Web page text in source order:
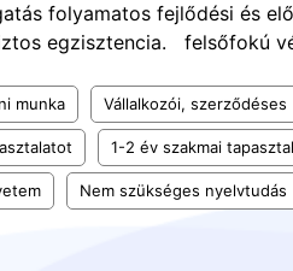
folyamatos fejlődési és
egzisztencia. felsőfokú
munka Vállalkozói, szerződéses
1-2 év szakmai
Nem szükséges nyelvtudás